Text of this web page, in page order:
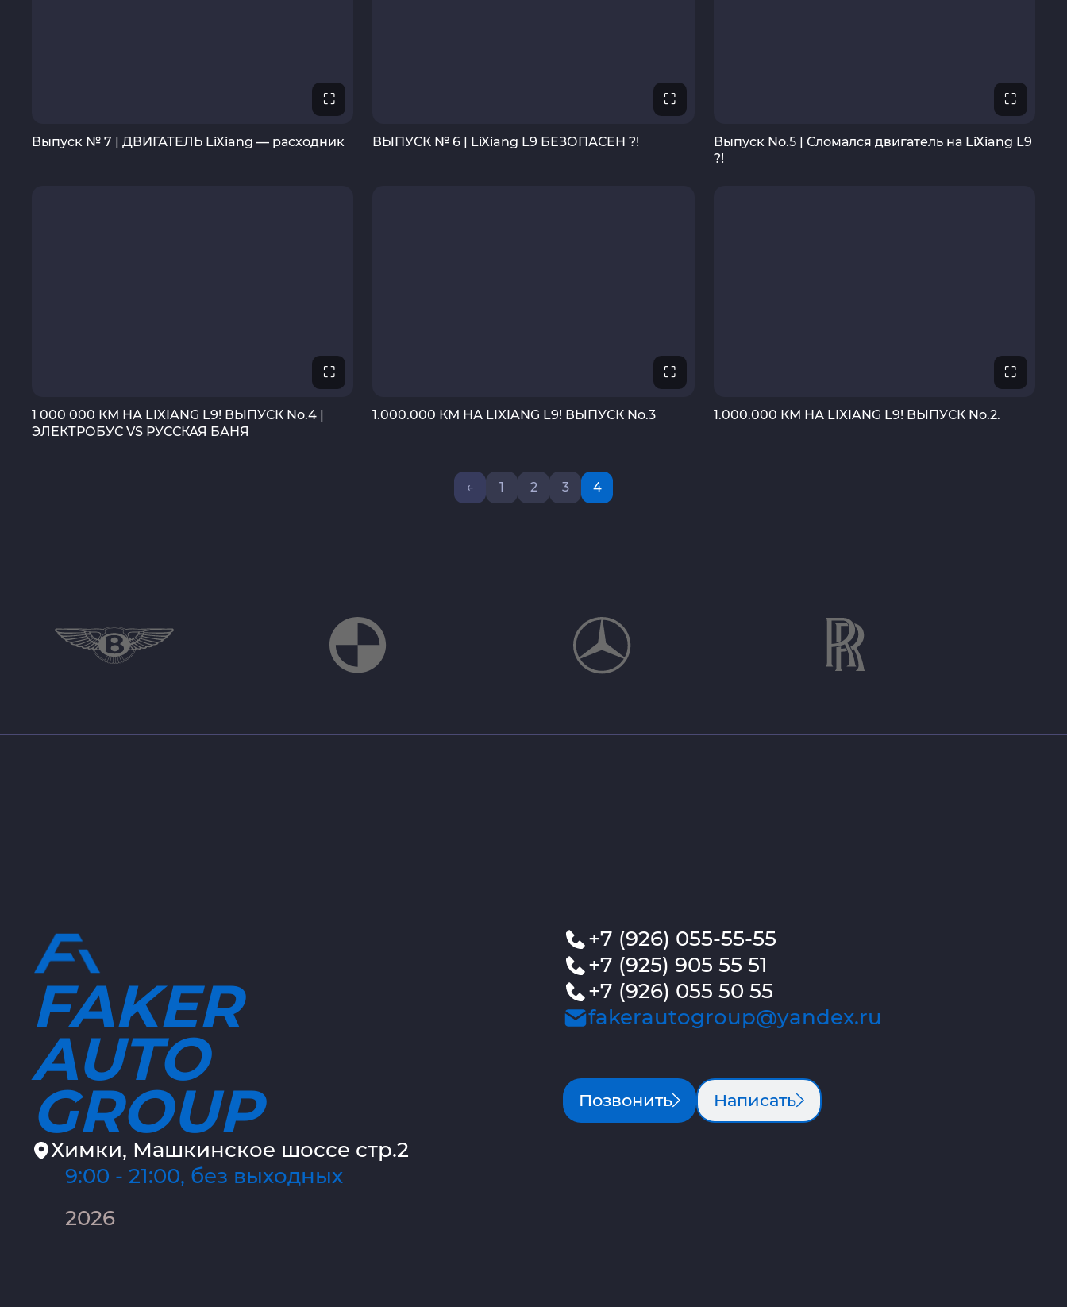
⛶
Выпуск № 7 | ДВИГАТЕЛЬ LiXiang — расходник
⛶
ВЫПУСК № 6 | LiXiang L9 БЕЗОПАСЕН ?!
⛶
Выпуск No.5 | Сломался двигатель на LiXiang L9
?!
⛶
1 000 000 КМ НА LIXIANG L9! ВЫПУСК No.4 |
ЭЛЕКТРОБУС VS РУССКАЯ БАНЯ
⛶
1.000.000 КМ НА LIXIANG L9! ВЫПУСК No.3
⛶
1.000.000 КМ НА LIXIANG L9! ВЫПУСК No.2.
← 1 2 3 4
FAKER
AUTO
GROUP
Химки, Машкинское шоссе стр.2
9:00 - 21:00, без выходных
2026
+7 (926) 055-55-55
+7 (925) 905 55 51
+7 (926) 055 50 55
fakerautogroup@yandex.ru
Позвонить Написать